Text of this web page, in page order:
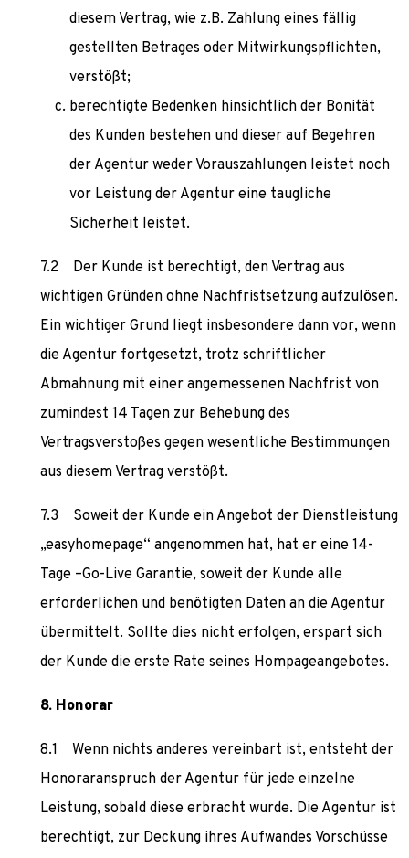
diesem Vertrag, wie z.B. Zahlung eines fällig
gestellten Betrages oder Mitwirkungspflichten,
verstößt;
berechtigte Bedenken hinsichtlich der Bonität
des Kunden bestehen und dieser auf Begehren
der Agentur weder Vorauszahlungen leistet noch
vor Leistung der Agentur eine taugliche
Sicherheit leistet.
Der Kunde ist berechtigt, den Vertrag aus
wichtigen Gründen ohne Nachfristsetzung aufzulösen.
Ein wichtiger Grund liegt insbesondere dann vor, wenn
die Agentur fortgesetzt, trotz schriftlicher
Abmahnung mit einer angemessenen Nachfrist von
zumindest 14 Tagen zur Behebung des
Vertragsverstoßes gegen wesentliche Bestimmungen
aus diesem Vertrag verstößt.
Soweit der Kunde ein Angebot der Dienstleistung
„easyhomepage“ angenommen hat, hat er eine 14-
Tage –Go-Live Garantie, soweit der Kunde alle
erforderlichen und benötigten Daten an die Agentur
übermittelt. Sollte dies nicht erfolgen, erspart sich
der Kunde die erste Rate seines Hompageangebotes.
Honorar
Wenn nichts anderes vereinbart ist, entsteht der
Honoraranspruch der Agentur für jede einzelne
Leistung, sobald diese erbracht wurde. Die Agentur ist
berechtigt, zur Deckung ihres Aufwandes Vorschüsse